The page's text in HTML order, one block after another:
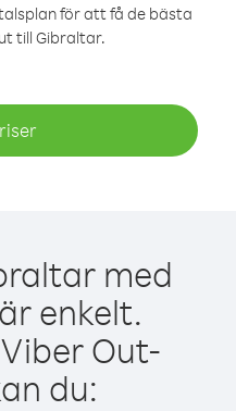
för att få de bästa
till Gibraltar.
med
enkelt.
Out-
du: